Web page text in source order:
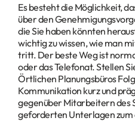
Es besteht die Möglichkeit,
über den
die Sie haben könnten
wichtig zu wissen, wie man
tritt. Der beste Weg ist
oder das Telefonat. Stellen
Örtlichen Planungsbüros
Kommunikation kurz und
gegenüber Mitarbeitern des
geforderten Unterlagen